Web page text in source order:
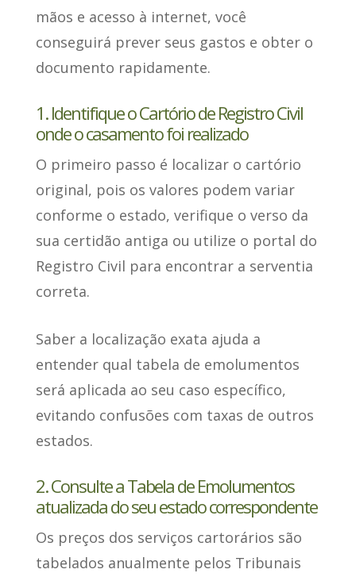
mãos e acesso à internet, você
conseguirá prever seus gastos e obter o
documento rapidamente.
1. Identifique o Cartório de Registro Civil
onde o casamento foi realizado
O primeiro passo é localizar o cartório
original, pois os valores podem variar
conforme o estado, verifique o verso da
sua certidão antiga ou utilize o portal do
Registro Civil para encontrar a serventia
correta.
Saber a localização exata ajuda a
entender qual tabela de emolumentos
será aplicada ao seu caso específico,
evitando confusões com taxas de outros
estados.
2. Consulte a Tabela de Emolumentos
atualizada do seu estado correspondente
Os preços dos serviços cartorários são
tabelados anualmente pelos Tribunais